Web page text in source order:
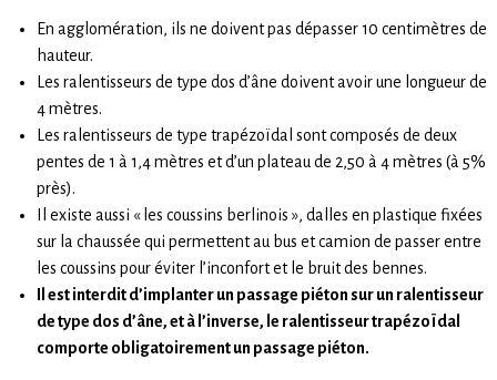
En agglomération, ils ne doivent pas dépasser 10 centimètres de
hauteur.
Les ralentisseurs de type dos d’âne doivent avoir une longueur de
4 mètres.
Les ralentisseurs de type trapézoïdal sont composés de deux
pentes de 1 à 1,4 mètres et d’un plateau de 2,50 à 4 mètres (à 5%
près).
Il existe aussi « les coussins berlinois », dalles en plastique fixées
sur la chaussée qui permettent au bus et camion de passer entre
les coussins pour éviter l’inconfort et le bruit des bennes.
Il est interdit d’implanter un passage piéton sur un ralentisseur
de type dos d’âne, et à l’inverse, le ralentisseur trapézoïdal
comporte obligatoirement un passage piéton.